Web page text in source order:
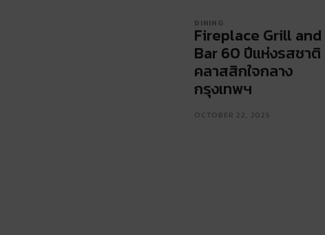
DINING
Fireplace Grill and
Bar 60 ปีแห่งรสชาติ
คลาสสิกใจกลาง
กรุงเทพฯ
OCTOBER 22, 2025